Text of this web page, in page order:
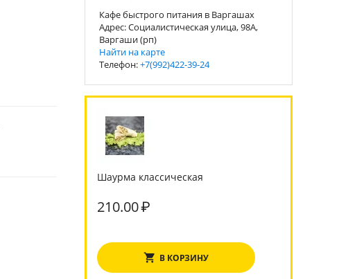
Кафе быстрого питания в Варгашах
Адрес: Социалистическая улица, 98А,
Варгаши (рп)
Найти на карте
Телефон:+7(992)422-39-24
Шаурма классическая
210.00₽
В КОРЗИНУ